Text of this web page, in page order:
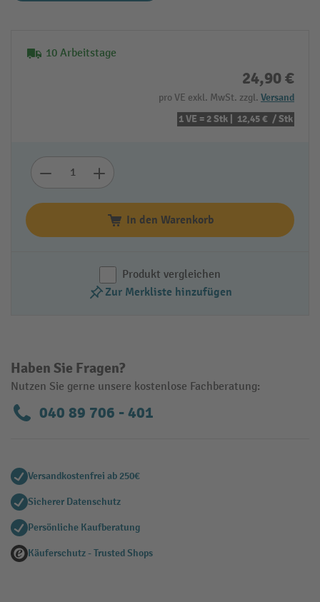
10 Arbeitstage
24,90 €
pro VE exkl. MwSt. zzgl. Versand
1 VE = 2 Stk | 12,45 € / Stk
In den Warenkorb
Produkt vergleichen
Zur Merkliste hinzufügen
Haben Sie Fragen?
Nutzen Sie gerne unsere kostenlose Fachberatung:
040 89 706 - 401
Versandkostenfrei ab 250€
Sicherer Datenschutz
Persönliche Kaufberatung
Käuferschutz - Trusted Shops